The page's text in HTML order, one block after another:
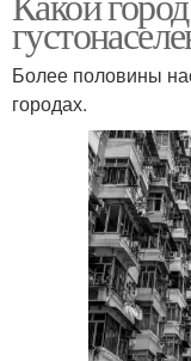
Более половины
городах.